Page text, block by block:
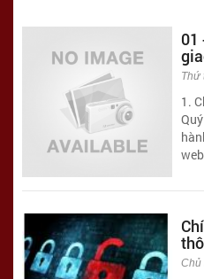
01
Thứ
1.
Chủ